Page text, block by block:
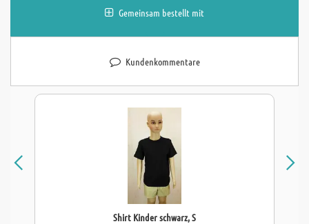
Gemeinsam bestellt mit
Kundenkommentare
Shirt Kinder schwarz, S